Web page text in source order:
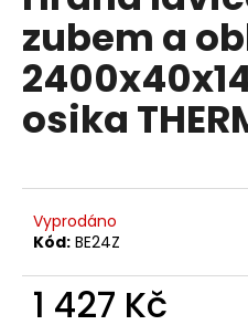
z
5
hvězdiček.
zubem a
osika
Vyprodáno
Kód: BE24Z
1 427 Kč
a
j
í
t
?